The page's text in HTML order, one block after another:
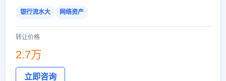
银行流水大 网络资产
转让价格
2.7万
立即咨询